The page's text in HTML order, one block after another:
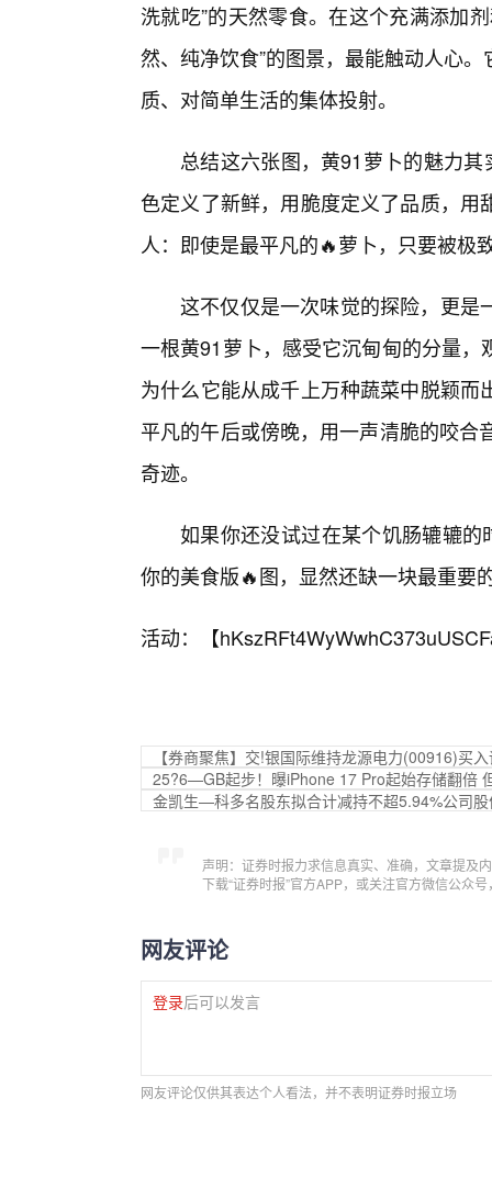
洗就吃”的天然零食。在这个充满添加
然、纯净饮食”的图景，最能触动人心
质、对简单生活的集体投射。
总结这六张图，黄91萝卜的魅力
色定义了新鲜，用脆度定义了品质，
人：即使是最平凡的🔥萝卜，只要被极
这不仅仅是一次味觉的探险，更是
一根黄91萝卜，感受它沉甸甸的分量
为什么它能从成千上万种蔬菜中脱颖
平凡的午后或傍晚，用一声清脆的咬
奇迹。
如果你还没试过在某个饥肠辘辘的
你的美食版🔥图，显然还缺一块最重要
活动：【
【券商聚焦】交!银国际维持龙源电力(00916)买
25?6—GB起步！曝iPhone 17 Pro起始存储翻倍
金凯生—科多名股东拟合计减持不超5.94%公司
声明：证券时报力求信息真实、准确，文章提及
下载“证券时报”官方APP，或关注官方微信公众
网友评论
登录后可以发言
网友评论仅供其表达个人看法，并不表明证券时报立场